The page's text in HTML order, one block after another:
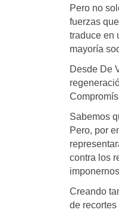
Pero no
fuerzas
traduce en
mayoría
Desde De
Sabemos
Pero, por
contra los
Creando
de